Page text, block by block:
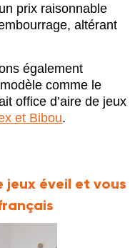
prix raisonnable
altérant
également
comme le
office d’aire de jeux
et Bibou.
jeux éveil et vous